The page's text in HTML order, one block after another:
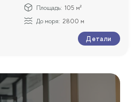
Площадь: 105 м²
До моря: 2800 м
Детали